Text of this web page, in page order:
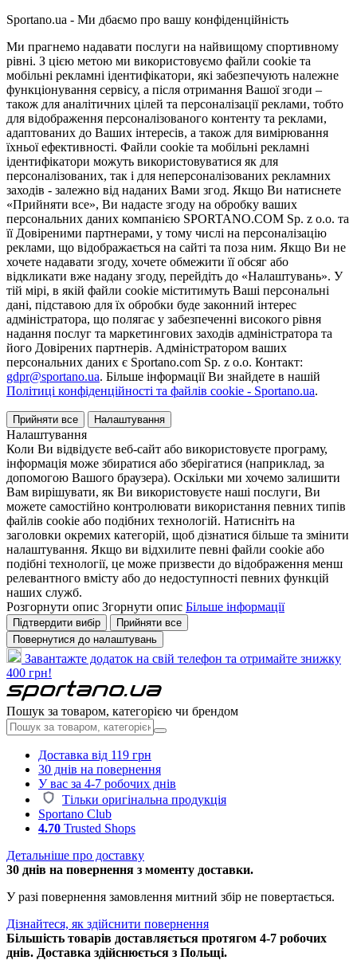
Sportano.ua - Ми дбаємо про вашу конфіденційність
Ми прагнемо надавати послуги на найвищому спортивному
рівні. З цією метою ми використовуємо файли cookie та
мобільні рекламні ідентифікатори, які забезпечують належне
функціонування сервісу, а після отримання Вашої згоди –
також для аналітичних цілей та персоналізації реклами, тобто
для відображення персоналізованого контенту та реклами,
адаптованих до Ваших інтересів, а також для вимірювання
їхньої ефективності. Файли cookie та мобільні рекламні
ідентифікатори можуть використовуватися як для
персоналізованих, так і для неперсоналізованих рекламних
заходів - залежно від наданих Вами згод. Якщо Ви натиснете
«Прийняти все», Ви надасте згоду на обробку ваших
персональних даних компанією SPORTANO.COM Sp. z o.o. та
її Довіреними партнерами, у тому числі на персоналізацію
реклами, що відображається на сайті та поза ним. Якщо Ви не
хочете надавати згоду, хочете обмежити її обсяг або
відкликати вже надану згоду, перейдіть до «Налаштувань». У
тій мірі, в якій файли cookie міститимуть Ваші персональні
дані, підставою для їх обробки буде законний інтерес
адміністратора, що полягає у забезпеченні високого рівня
надання послуг та маркетингових заходів адміністратора та
його Довірених партнерів. Адміністратором ваших
персональних даних є Sportano.com Sp. z o.o. Контакт:
gdpr@sportano.ua. Більше інформації Ви знайдете в нашій
Політиці конфіденційності та файлів cookie - Sportano.ua.
Прийняти все Налаштування
Налаштування
Коли Ви відвідуєте веб-сайт або використовуєте програму,
інформація може збиратися або зберігатися (наприклад, за
допомогою Вашого браузера). Оскільки ми хочемо залишити
Вам вирішувати, як Ви використовуєте наші послуги, Ви
можете самостійно контролювати використання певних типів
файлів cookie або подібних технологій. Натисніть на
заголовки окремих категорій, щоб дізнатися більше та змінити
налаштування. Якщо ви відхилите певні файли cookie або
подібні технології, це може призвести до відображення менш
релевантного вмісту або до недоступності певних функцій
наших служб.
Розгорнути опис Згорнути опис Більше інформації
Підтвердити вибір
Прийняти все
Повернутися до налаштувань
Завантажте додаток на свій телефон та отримайте знижку
400 грн!
Пошук за товаром, категорією чи брендом
Доставка від 119 грн
30 днів на повернення
У вас за 4-7 робочих днів
Тільки оригінальна продукція
Sportano Club
4.70 Trusted Shops
Детальніше про доставку
30 днів на повернення з моменту доставки.
У разі повернення замовлення митний збір не повертається.
Дізнайтеся, як здійснити повернення
Більшість товарів доставляється протягом 4-7 робочих
днів. Доставка здійснюється з Польщі.